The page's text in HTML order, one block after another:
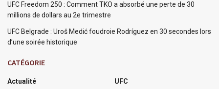
UFC Freedom 250 : Comment TKO a absorbé une perte de 30
millions de dollars au 2e trimestre
UFC Belgrade : Uroš Medić foudroie Rodríguez en 30 secondes lors
d’une soirée historique
CATÉGORIE
Actualité
UFC